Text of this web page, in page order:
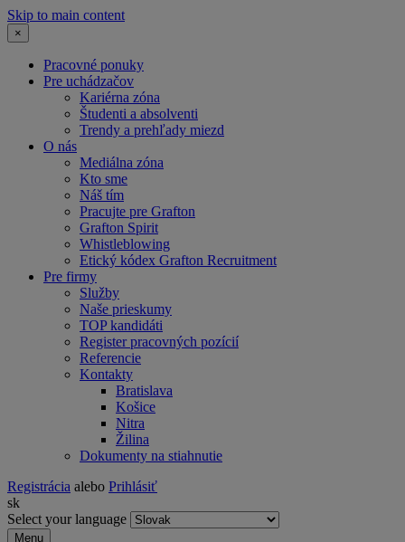
Skip to main content
×
Pracovné ponuky
Pre uchádzačov
Kariérna zóna
Študenti a absolventi
Trendy a prehľady miezd
O nás
Mediálna zóna
Kto sme
Náš tím
Pracujte pre Grafton
Grafton Spirit
Whistleblowing
Etický kódex Grafton Recruitment
Pre firmy
Služby
Naše prieskumy
TOP kandidáti
Register pracovných pozícií
Referencie
Kontakty
Bratislava
Košice
Nitra
Žilina
Dokumenty na stiahnutie
Registrácia alebo Prihlásiť
sk
Select your language
Menu